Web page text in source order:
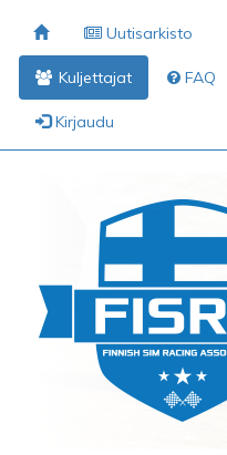
Uutisarkisto
Kuljettajat FAQ
Kirjaudu